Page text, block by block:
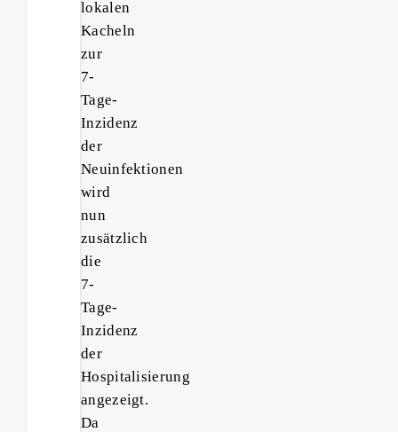
lokalen
Kacheln
zur
7-
Tage-
Inzidenz
der
Neuinfektionen
wird
nun
zusätzlich
die
7-
Tage-
Inzidenz
der
Hospitalisierung
angezeigt.
Da